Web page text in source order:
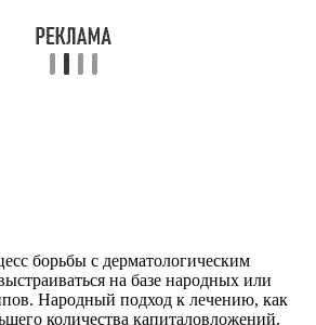
борьбы с дерматологическим
на базе народных или
Народный подход к лечению, как
количества капиталовложений.